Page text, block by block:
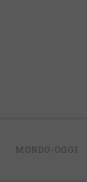
MONDO-OGGI